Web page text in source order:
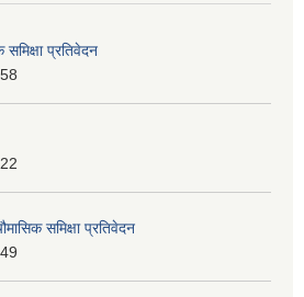
प्रतिवेदन
समिक्षा प्रतिवेदन